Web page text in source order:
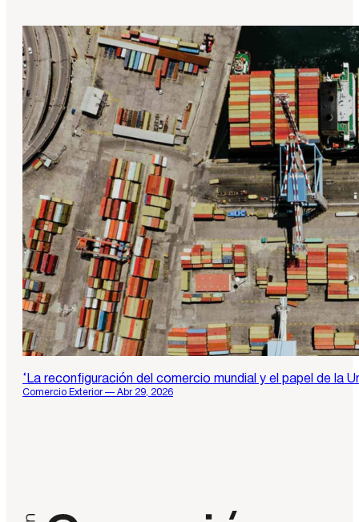
‘La reconfiguración del comercio mundial y el papel de la
Comercio Exterior — Abr 29, 2026